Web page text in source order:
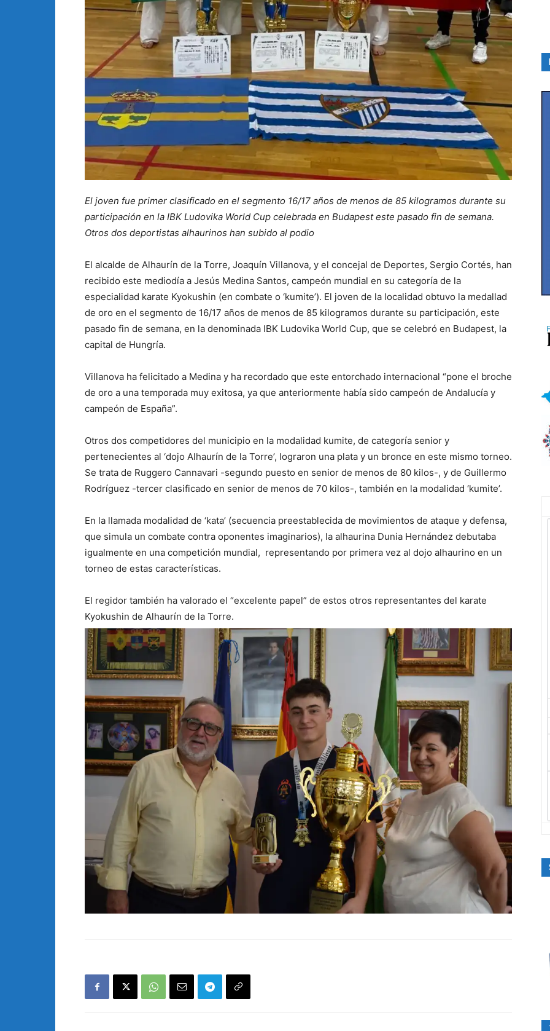
El joven fue primer clasificado en el segmento 16/17 años de menos de 85 kilogramos durante su
participación en la IBK Ludovika World Cup celebrada en Budapest este pasado fin de semana.
Otros dos deportistas alhaurinos han subido al podio
El alcalde de Alhaurín de la Torre, Joaquín Villanova, y el concejal de Deportes, Sergio Cortés, han
recibido este mediodía a Jesús Medina Santos, campeón mundial en su categoría de la
especialidad karate Kyokushin (en combate o ‘kumite’). El joven de la localidad obtuvo la medallad
de oro en el segmento de 16/17 años de menos de 85 kilogramos durante su participación, este
pasado fin de semana, en la denominada IBK Ludovika World Cup, que se celebró en Budapest, la
capital de Hungría.
Villanova ha felicitado a Medina y ha recordado que este entorchado internacional “pone el broche
de oro a una temporada muy exitosa, ya que anteriormente había sido campeón de Andalucía y
campeón de España”.
Otros dos competidores del municipio en la modalidad kumite, de categoría senior y
pertenecientes al ‘dojo Alhaurín de la Torre’, lograron una plata y un bronce en este mismo torneo.
Se trata de Ruggero Cannavari -segundo puesto en senior de menos de 80 kilos-, y de Guillermo
Rodríguez -tercer clasificado en senior de menos de 70 kilos-, también en la modalidad ‘kumite’.
En la llamada modalidad de ‘kata’ (secuencia preestablecida de movimientos de ataque y defensa,
que simula un combate contra oponentes imaginarios), la alhaurina Dunia Hernández debutaba
igualmente en una competición mundial, representando por primera vez al dojo alhaurino en un
torneo de estas características.
El regidor también ha valorado el “excelente papel” de estos otros representantes del karate
Kyokushin de Alhaurín de la Torre.